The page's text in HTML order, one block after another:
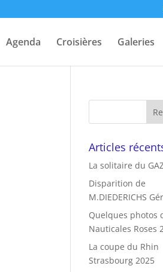
Agenda Croisières Galeries
Articles
La solitaire du
Disparition de
M.DIEDERICHS
Quelques photos
Nauticales Roses
La coupe du Rhin
Strasbourg 2025